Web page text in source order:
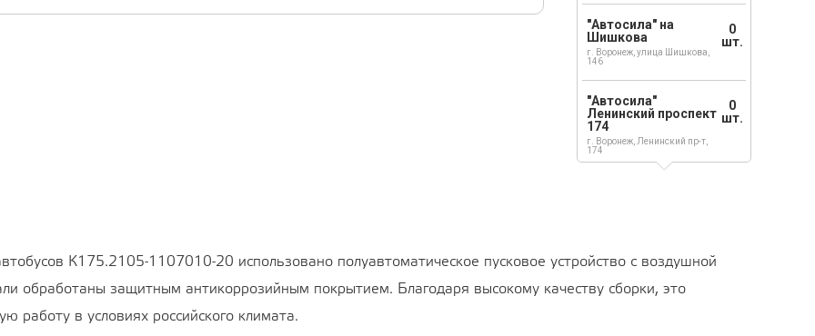
"Автосила" на
Шишкова
г. Воронеж, улица Шишкова,
146
0
шт.
"Автосила"
Ленинский проспект
174
г. Воронеж, Ленинский пр-т,
174
0
шт.
К175.2105-1107010-20 использовано полуавтоматическое пусковое устройство с воздушной
обработаны защитным антикоррозийным покрытием. Благодаря высокому качеству сборки, это
работу в условиях российского климата.